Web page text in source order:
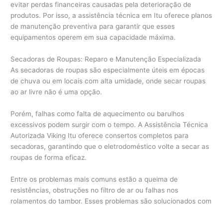
evitar perdas financeiras causadas pela deterioração de
produtos. Por isso, a assistência técnica em Itu oferece planos
de manutenção preventiva para garantir que esses
equipamentos operem em sua capacidade máxima.
Secadoras de Roupas: Reparo e Manutenção Especializada
As secadoras de roupas são especialmente úteis em épocas
de chuva ou em locais com alta umidade, onde secar roupas
ao ar livre não é uma opção.
Porém, falhas como falta de aquecimento ou barulhos
excessivos podem surgir com o tempo. A Assistência Técnica
Autorizada Viking Itu oferece consertos completos para
secadoras, garantindo que o eletrodoméstico volte a secar as
roupas de forma eficaz.
Entre os problemas mais comuns estão a queima de
resistências, obstruções no filtro de ar ou falhas nos
rolamentos do tambor. Esses problemas são solucionados com